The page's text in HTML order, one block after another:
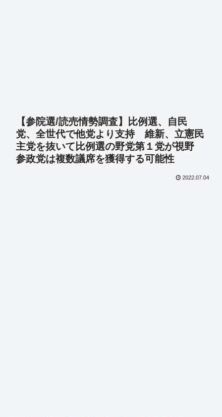
【参院選/読売情勢調査】比例選、自民
党、全世代で他党より支持 維新、立憲民
主党を抜いて比例選の野党第１党が視野
参政党は複数議席を獲得する可能性
2022.07.04